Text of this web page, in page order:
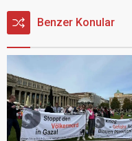
Benzer Konular